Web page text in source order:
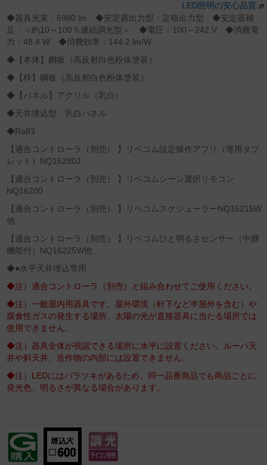
LED照明の安心品質
◆器具光束：6980 lm ◆安定器出力型：定格出力型 ◆安定器補
足：＜約10～100％連続調光型＞ ◆電圧：100～242 V ◆消費電
力：48.4 W ◆消費効率：144.2 lm/W
◆【本体】鋼板（高反射白色粉体塗装）
◆【枠】鋼板（高反射白色粉体塗装）
◆【パネル】アクリル（乳白）
◆天井埋込型、乳白パネル
◆Ra83
【適合コントローラ（別売） 】リベコム設定操作アプリ（専用タブ
レット）NQ16280J
【適合コントローラ（別売） 】リベコムシーン選択リモコン
NQ16200
【適合コントローラ（別売） 】リベコムスケジューラーNQ16215W
他
【適合コントローラ（別売） 】リベコムひと明るさセンサー（中継
機能付）NQ16225W他
◆●水平天井埋込専用
◆注）適合コントローラ（別売）と組み合わせてご使用ください。
◆注）一般屋内用器具です。屋外環境（軒下など半屋外を含む）や
腐食性ガスの発生する場所、太陽の光が直接器具に当たる場所では
使用できません。
◆注）器具全体が視認できる場所に水平に設置ください。ルーバ天
井や斜天井、造作物の内部には設置できません。
◆注）LEDにはバラツキがあるため、同一品番商品でも商品ごとに
発光色、明るさが異なる場合があります。